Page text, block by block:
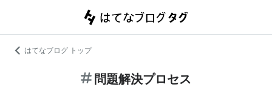
はてなブログ トップ
問題解決プロセス